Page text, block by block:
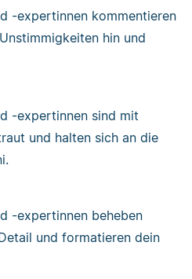
-expertinnen kommentieren
hin und
-expertinnen sind mit
und halten sich an die
-expertinnen beheben
und formatieren dein